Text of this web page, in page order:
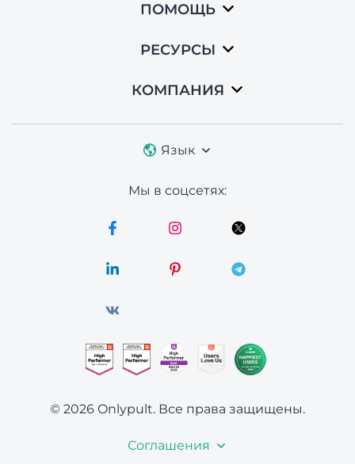
ПОМОЩЬ
РЕСУРСЫ
КОМПАНИЯ
Язык
Мы в соцсетях:
© 2026 Onlypult. Все права защищены.
Соглашения